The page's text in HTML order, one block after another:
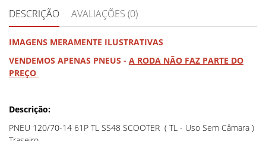
DESCRIÇÃO
AVALIAÇÕES (0)
IMAGENS MERAMENTE ILUSTRATIVAS
VENDEMOS APENAS PNEUS - A RODA NÃO FAZ PARTE DO
PREÇO
Descrição:
PNEU 120/70-14 61P TL SS48 SCOOTER ( TL - Uso Sem Câmara )